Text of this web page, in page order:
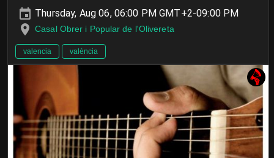
Thursday, Aug 06, 06:00 PM GMT+2-09:00 PM
Casal Obrer i Popular de l'Olivereta
valencia valència